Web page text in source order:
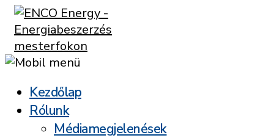
Kezdőlap
Rólunk
Médiamegjelenések